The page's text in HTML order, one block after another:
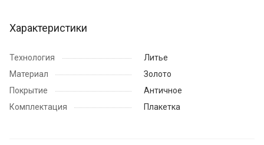
Характеристики
Технология
Литье
Материал
Золото
Покрытие
Античное
Комплектация
Плакетка